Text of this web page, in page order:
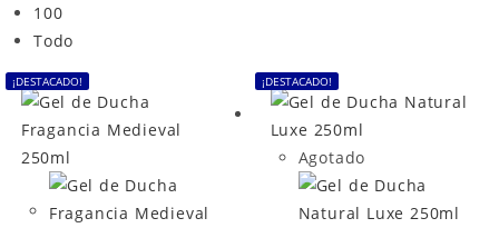
100
Todo
¡DESTACADO! ¡DESTACADO!
Agotado